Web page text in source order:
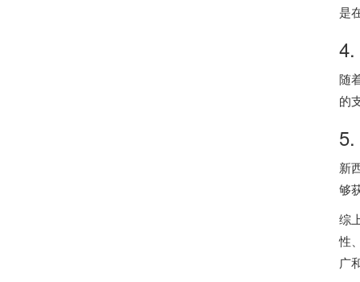
是
随
的
新
够
综
性
广